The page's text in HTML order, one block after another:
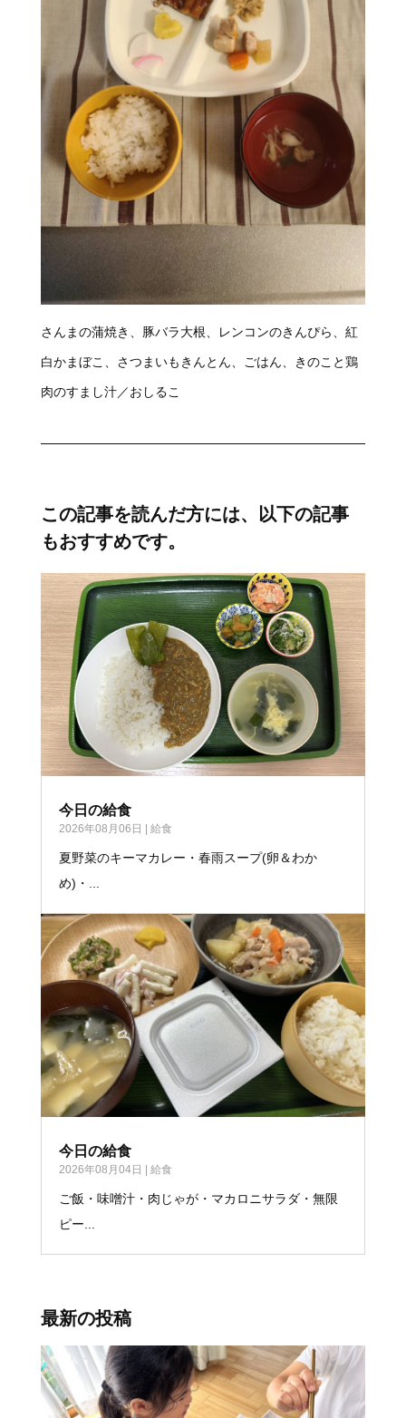
さんまの蒲焼き、豚バラ大根、レンコンのきんぴら、紅
白かまぼこ、さつまいもきんとん、ごはん、きのこと鶏
肉のすまし汁／おしるこ
この記事を読んだ方には、以下の記事
もおすすめです。
今日の給食
2026年08月06日 給食
夏野菜のキーマカレー・春雨スープ(卵＆わか
め)・...
今日の給食
2026年08月04日 給食
ご飯・味噌汁・肉じゃが・マカロニサラダ・無限
ピー...
最新の投稿